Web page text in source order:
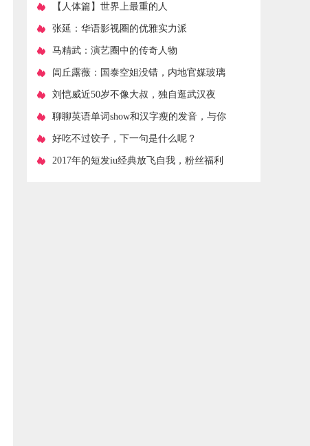
​【人体篇】世界上最重的人
​张延：华语影视圈的优雅实力派
​马精武：演艺圈中的传奇人物
​闾丘露薇：国泰空姐没错，内地官媒玻璃
心伤害两岸感情
​刘恺威近50岁不像大叔，独自逛武汉夜
市，吃路边摊
​聊聊英语单词show和汉字瘦的发音，与你
一起消磨休闲时光
​好吃不过饺子，下一句是什么呢？
​2017年的短发iu经典放飞自我，粉丝福利